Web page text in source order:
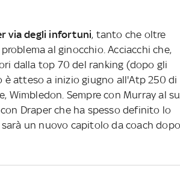
via degli infortuni, tanto che oltre
al ginocchio. Acciacchi che,
dalla top 70 del ranking (dopo gli
è atteso a inizio giugno all'Atp 250 di
Wimbledon. Sempre con Murray al
con Draper che ha spesso definito lo
un nuovo capitolo da coach dopo